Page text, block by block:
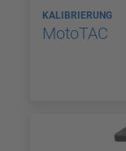
KALIBRIERUNG
MotoTAC